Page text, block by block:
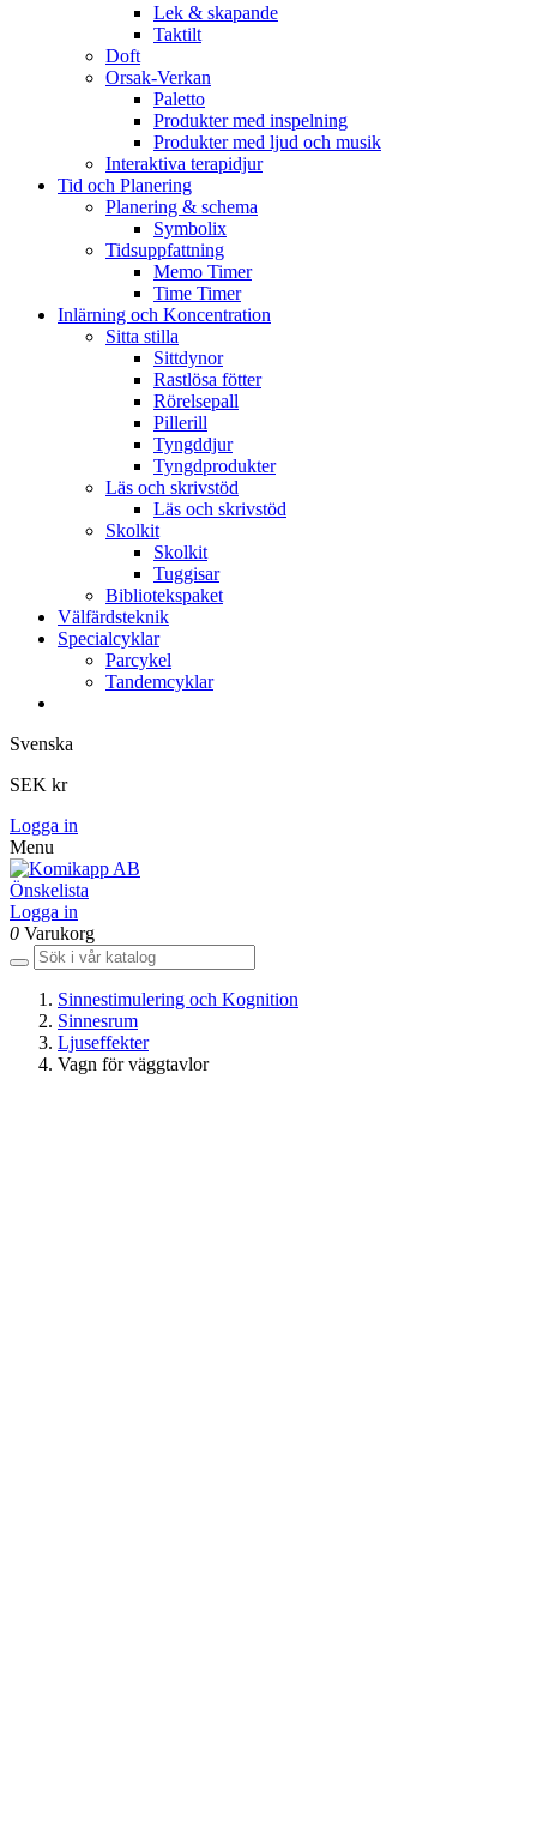
Lek & skapande
Taktilt
Doft
Orsak-Verkan
Paletto
Produkter med inspelning
Produkter med ljud och musik
Interaktiva terapidjur
Tid och Planering
Planering & schema
Symbolix
Tidsuppfattning
Memo Timer
Time Timer
Inlärning och Koncentration
Sitta stilla
Sittdynor
Rastlösa fötter
Rörelsepall
Pillerill
Tyngddjur
Tyngdprodukter
Läs och skrivstöd
Läs och skrivstöd
Skolkit
Skolkit
Tuggisar
Bibliotekspaket
Välfärdsteknik
Specialcyklar
Parcykel
Tandemcyklar
Svenska
SEK kr
Logga in
Menu
Önskelista
Logga in
0 Varukorg
Sinnestimulering och Kognition
Sinnesrum
Ljuseffekter
Vagn för väggtavlor